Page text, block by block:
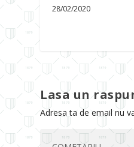
28/02/2020
Lasa un
Adresa ta de email nu